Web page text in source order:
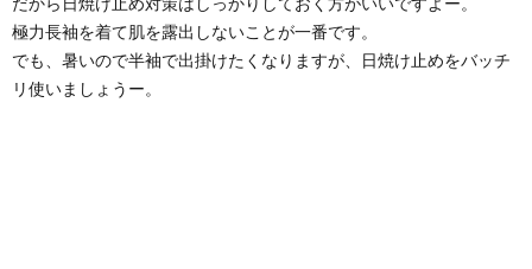
極力長袖を着て肌を露出しないことが一番です。
でも、暑いので半袖で出掛けたくなりますが、日焼け止めをバッチ
リ使いましょうー。